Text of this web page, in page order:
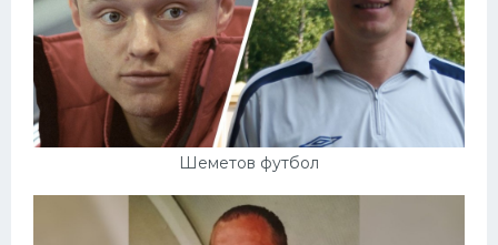
Шеметов футбол